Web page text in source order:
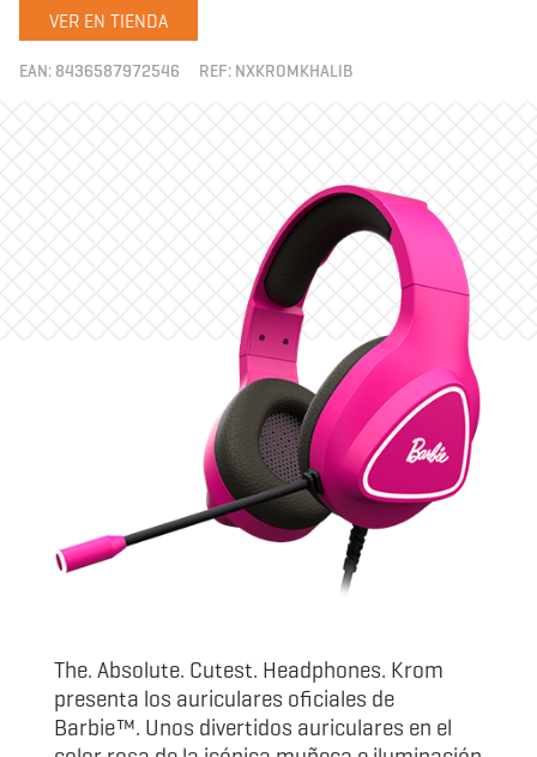
VER EN TIENDA
EAN: 8436587972546 REF: NXKROMKHALIB
The. Absolute. Cutest. Headphones. Krom
presenta los auriculares oficiales de
Barbie™. Unos divertidos auriculares en el